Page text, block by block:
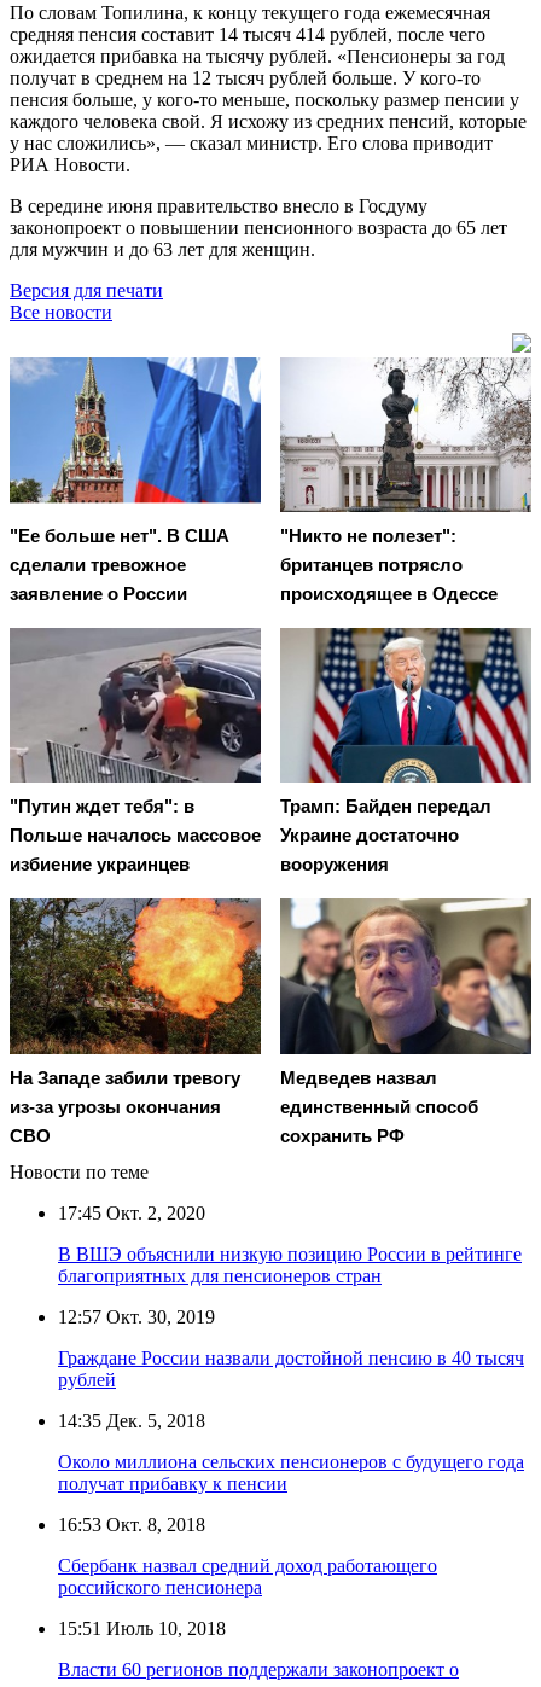
По словам Топилина, к концу текущего года ежемесячная
средняя пенсия составит 14 тысяч 414 рублей, после чего
ожидается прибавка на тысячу рублей. «Пенсионеры за год
получат в среднем на 12 тысяч рублей больше. У кого-то
пенсия больше, у кого-то меньше, поскольку размер пенсии у
каждого человека свой. Я исхожу из средних пенсий, которые
у нас сложились», — сказал министр. Его слова приводит
РИА Новости.
В середине июня правительство внесло в Госдуму
законопроект о повышении пенсионного возраста до 65 лет
для мужчин и до 63 лет для женщин.
Версия для печати
Все новости
"Ее больше нет". В США
сделали тревожное
заявление о России
"Никто не полезет":
британцев потрясло
происходящее в Одессе
"Путин ждет тебя": в
Польше началось массовое
избиение украинцев
Трамп: Байден передал
Украине достаточно
вооружения
На Западе забили тревогу
из-за угрозы окончания
СВО
Медведев назвал
единственный способ
сохранить РФ
Новости по теме
17:45 Окт. 2, 2020
В ВШЭ объяснили низкую позицию России в рейтинге
благоприятных для пенсионеров стран
12:57 Окт. 30, 2019
Граждане России назвали достойной пенсию в 40 тысяч
рублей
14:35 Дек. 5, 2018
Около миллиона сельских пенсионеров с будущего года
получат прибавку к пенсии
16:53 Окт. 8, 2018
Сбербанк назвал средний доход работающего
российского пенсионера
15:51 Июль 10, 2018
Власти 60 регионов поддержали законопроект о